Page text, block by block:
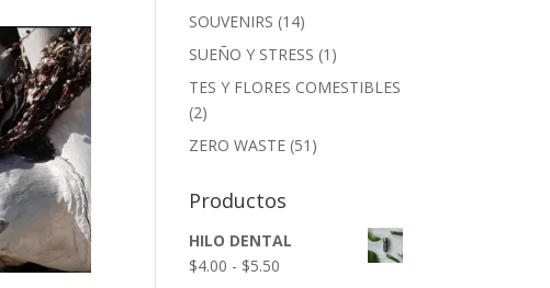
SOUVENIRS (14)
SUEÑO Y STRESS (1)
TES Y FLORES COMESTIBLES
(2)
ZERO WASTE (51)
Productos
HILO DENTAL
$4.00 - $5.50